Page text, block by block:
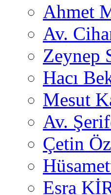
Ahmet
Av.
Zeynep
Hacı
Mesut
Av.
Çetin
Esra